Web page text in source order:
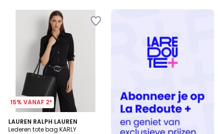
15% VANAF 2*
LAUREN RALPH LAUREN
Lederen tote bag KARLY
4.5
/ 5